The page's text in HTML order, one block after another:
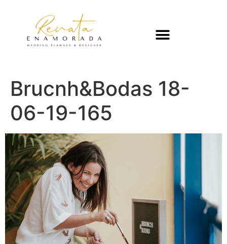
Brucnh&Bodas 18-
06-19-165